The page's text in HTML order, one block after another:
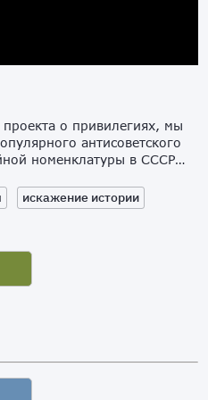
о привилегиях, мы
антисоветского
номенклатуры в СССР…
искажение истории